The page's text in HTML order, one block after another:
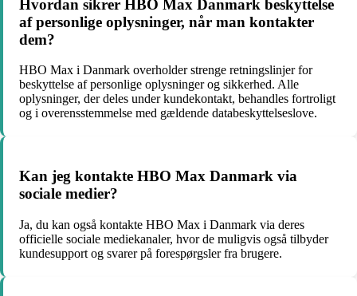
Hvordan sikrer HBO Max Danmark beskyttelse
af personlige oplysninger, når man kontakter
dem?
HBO Max i Danmark overholder strenge retningslinjer for
beskyttelse af personlige oplysninger og sikkerhed. Alle
oplysninger, der deles under kundekontakt, behandles fortroligt
og i overensstemmelse med gældende databeskyttelseslove.
Kan jeg kontakte HBO Max Danmark via
sociale medier?
Ja, du kan også kontakte HBO Max i Danmark via deres
officielle sociale mediekanaler, hvor de muligvis også tilbyder
kundesupport og svarer på forespørgsler fra brugere.